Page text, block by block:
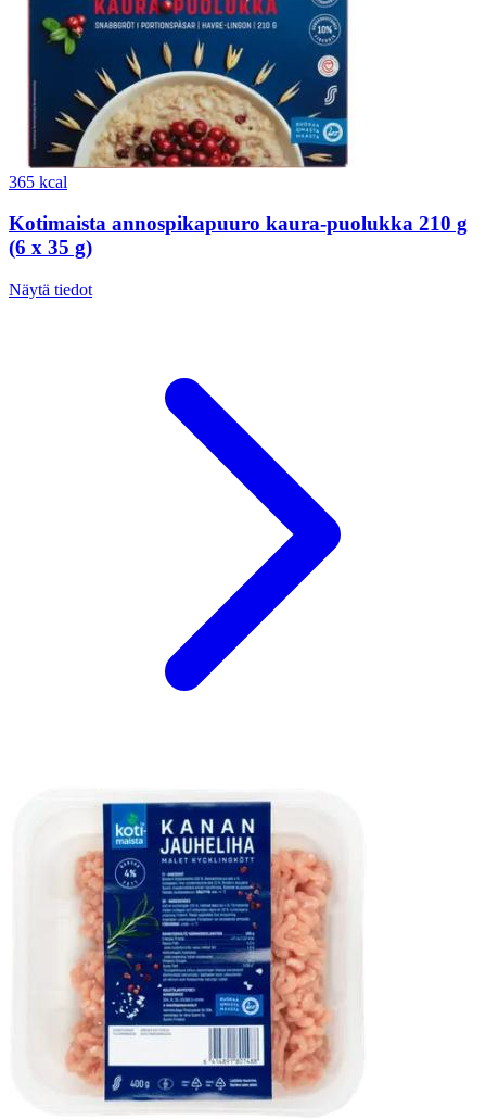
365 kcal
Kotimaista annospikapuuro kaura-puolukka 210 g
(6 x 35 g)
Näytä tiedot